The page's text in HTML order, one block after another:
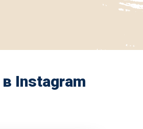
Instagram